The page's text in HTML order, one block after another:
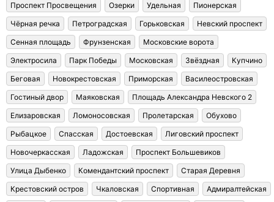
Проспект Просвещения
Озерки Удельная
Пионерская
Чёрная речка
Петроградская Горьковская
Невский проспект
Сенная площадь
Фрунзенская
Московские ворота
Электросила
Парк Победы Московская Звёздная
Купчино
Беговая
Новокрестовская Приморская
Василеостровская
Гостиный двор
Маяковская
Площадь Александра Невского 2
Елизаровская
Ломоносовская Пролетарская
Обухово
Рыбацкое
Спасская Достоевская
Лиговский проспект
Новочеркасская
Ладожская
Проспект Большевиков
Улица Дыбенко
Комендантский проспект
Старая Деревня
Крестовский остров
Чкаловская Спортивная
Адмиралтейская